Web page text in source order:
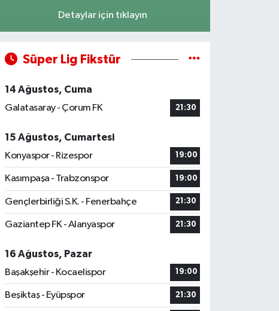
Detaylar için tıklayın
Süper Lig Fikstür
14 Ağustos, Cuma
Galatasaray - Çorum FK
21:30
15 Ağustos, Cumartesi
Konyaspor - Rizespor
19:00
Kasımpaşa - Trabzonspor 19:00
Gençlerbirliği S.K. - Fenerbahçe 21:30
Gaziantep FK - Alanyaspor 21:30
16 Ağustos, Pazar
Başakşehir - Kocaelispor
19:00
Beşiktaş - Eyüpspor 21:30